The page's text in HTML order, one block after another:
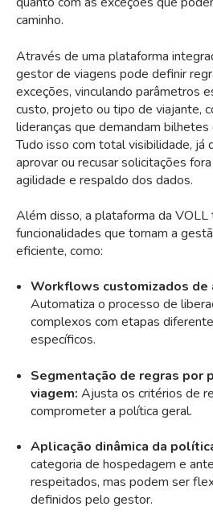
caminho.
Através de uma plataforma
gestor de viagens pode definir
exceções, vinculando parâmetros
custo, projeto ou tipo de viajante,
lideranças que demandam bilhetes
Tudo isso com total visibilidade, já
aprovar ou recusar solicitações
agilidade e respaldo dos dados.
Além disso, a plataforma da VOLL
funcionalidades que tornam a
eficiente, como:
Workflows customizados de
Automatiza o processo de
complexos com etapas
específicos.
Segmentação de regras por
viagem: Ajusta os critérios de
comprometer a política geral.
Aplicação dinâmica da
categoria de hospedagem e
respeitados, mas podem ser
definidos pelo gestor.